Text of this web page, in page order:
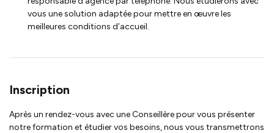
vous une solution adaptée pour mettre en œuvre les
meilleures conditions d’accueil.
Inscription
Après un rendez-vous avec une Conseillère pour vous présenter
notre formation et étudier vos besoins, nous vous transmettrons